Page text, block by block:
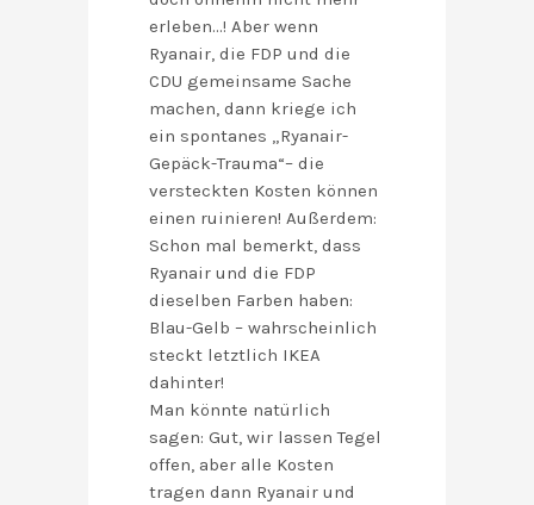
erleben…! Aber wenn
Ryanair, die FDP und die
CDU gemeinsame Sache
machen, dann kriege ich
ein spontanes „Ryanair-
Gepäck-Trauma“– die
versteckten Kosten können
einen ruinieren! Außerdem:
Schon mal bemerkt, dass
Ryanair und die FDP
dieselben Farben haben:
Blau-Gelb – wahrscheinlich
steckt letztlich IKEA
dahinter!
Man könnte natürlich
sagen: Gut, wir lassen Tegel
offen, aber alle Kosten
tragen dann Ryanair und